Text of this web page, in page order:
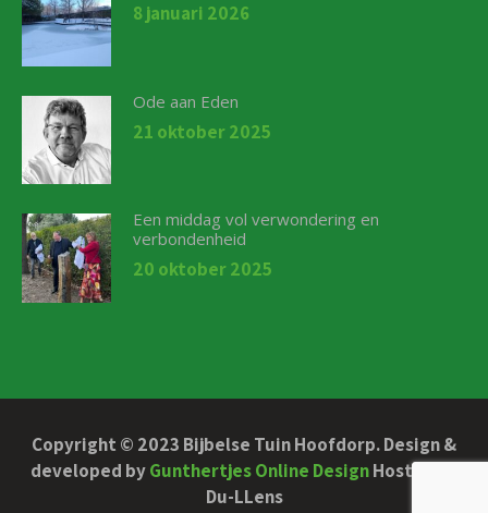
8 januari 2026
Ode aan Eden
21 oktober 2025
Een middag vol verwondering en
verbondenheid
20 oktober 2025
Copyright © 2023 Bijbelse Tuin Hoofdorp. Design &
developed byGunthertjes Online DesignHosted by
Du-LLens